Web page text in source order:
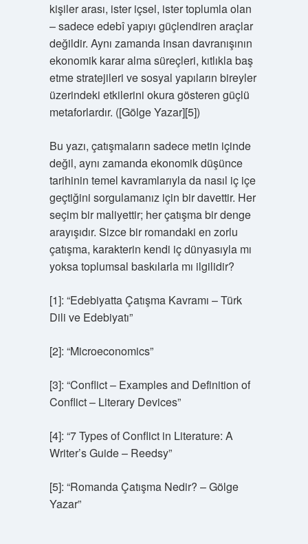
kişiler arası, ister içsel, ister toplumla olan
– sadece edebî yapıyı güçlendiren araçlar
değildir. Aynı zamanda insan davranışının
ekonomik karar alma süreçleri, kıtlıkla baş
etme stratejileri ve sosyal yapıların bireyler
üzerindeki etkilerini okura gösteren güçlü
metaforlardır. ([Gölge Yazar][5])
Bu yazı, çatışmaların sadece metin içinde
değil, aynı zamanda ekonomik düşünce
tarihinin temel kavramlarıyla da nasıl iç içe
geçtiğini sorgulamanız için bir davettir. Her
seçim bir maliyettir; her çatışma bir denge
arayışıdır. Sizce bir romandaki en zorlu
çatışma, karakterin kendi iç dünyasıyla mı
yoksa toplumsal baskılarla mı ilgilidir?
[1]: “Edebiyatta Çatışma Kavramı – Türk
Dili ve Edebiyatı”
[2]: “Microeconomics”
[3]: “Conflict – Examples and Definition of
Conflict – Literary Devices”
[4]: “7 Types of Conflict in Literature: A
Writer’s Guide – Reedsy”
[5]: “Romanda Çatışma Nedir? – Gölge
Yazar”